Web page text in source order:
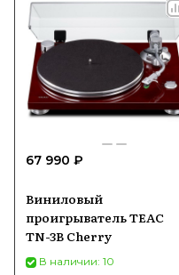
67 990 ₽
Виниловый
проигрыватель TEAC
TN-3B Cherry
В наличии: 10